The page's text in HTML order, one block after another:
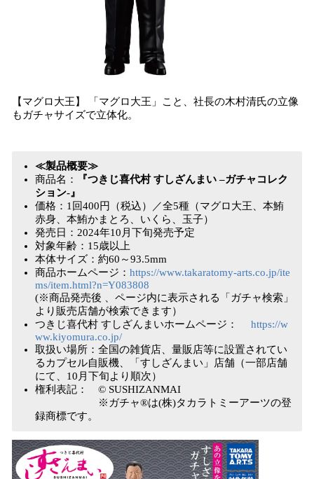
【マグロ大王】 「マグロ大王」こと、社長の木村清氏の立像
もガチャサイズで立体化。
≪製品概要≫
商品名：
『つきじ喜代村 すしざんまい –ガチャコレク
ション-』
価格：1回400円（税込）／全5種（マグロ大王、本鮪
赤身、本鮪かまとろ、いくら、玉子）
発売日：2024年10月下旬発売予定
対象年齢：15歳以上
本体サイズ：約60～93.5mm
商品ホームページ： https://www.takaratomy-arts.co.jp/ite
ms/item.html?n=Y083808
(※商品発売後 、ページ内に表示される「ガチャ検索」
より販売店舗が検索できます）
つきじ喜代村 すしざんまいホームページ： https://w
ww.kiyomura.co.jp/
取扱い場所：全国の雑貨店、量販店等に設置されてい
るカプセル自販機、「すしざんまい」店舗（一部店舗
にて、10月下旬より順次）
権利表記： © SUSHIZANMAI
※ガチャ®は(株)タカラトミーアーツの登
録商標です。